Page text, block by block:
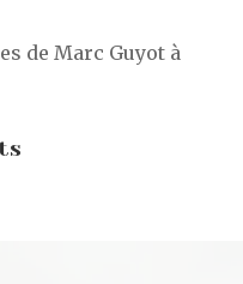
de Marc Guyot à